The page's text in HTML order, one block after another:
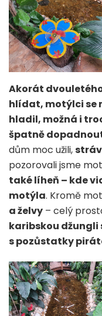
Akorát
hlídat, motýlci se
hladil, možná i
špatně
dům moc užili,
pozorovali jsme
také líheň – kde
motýla. Kromě
a želvy – celý
karibskou džungli
s pozůstatky